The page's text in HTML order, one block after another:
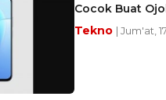
Cocok Buat
Tekno | Jum'at,